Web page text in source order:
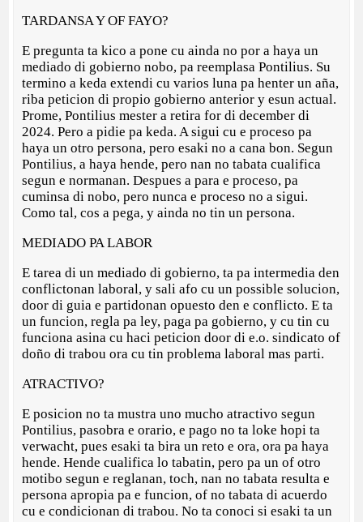
TARDANSA Y OF FAYO?
E pregunta ta kico a pone cu ainda no por a haya un
mediado di gobierno nobo, pa reemplasa Pontilius. Su
termino a keda extendi cu varios luna pa henter un aña,
riba peticion di propio gobierno anterior y esun actual.
Prome, Pontilius mester a retira for di december di
2024. Pero a pidie pa keda. A sigui cu e proceso pa
haya un otro persona, pero esaki no a cana bon. Segun
Pontilius, a haya hende, pero nan no tabata cualifica
segun e normanan. Despues a para e proceso, pa
cuminsa di nobo, pero nunca e proceso no a sigui.
Como tal, cos a pega, y ainda no tin un persona.
MEDIADO PA LABOR
E tarea di un mediado di gobierno, ta pa intermedia den
conflictonan laboral, y sali afo cu un possible solucion,
door di guia e partidonan opuesto den e conflicto. E ta
un funcion, regla pa ley, paga pa gobierno, y cu tin cu
funciona asina cu haci peticion door di e.o. sindicato of
doño di trabou ora cu tin problema laboral mas parti.
ATRACTIVO?
E posicion no ta mustra uno mucho atractivo segun
Pontilius, pasobra e orario, e pago no ta loke hopi ta
verwacht, pues esaki ta bira un reto e ora, ora pa haya
hende. Hende cualifica lo tabatin, pero pa un of otro
motibo segun e reglanan, toch, nan no tabata resulta e
persona apropia pa e funcion, of no tabata di acuerdo
cu e condicionan di trabou. No ta conoci si esaki ta un